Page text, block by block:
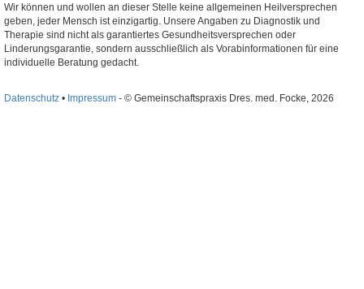
Wir können und wollen an dieser Stelle keine allgemeinen Heilversprechen
geben, jeder Mensch ist einzigartig. Unsere Angaben zu Diagnostik und
Therapie sind nicht als garantiertes Gesundheitsversprechen oder
Linderungsgarantie, sondern ausschließlich als Vorabinformationen für eine
individuelle Beratung gedacht.
Datenschutz • Impressum - © Gemeinschaftspraxis Dres. med. Focke, 2026